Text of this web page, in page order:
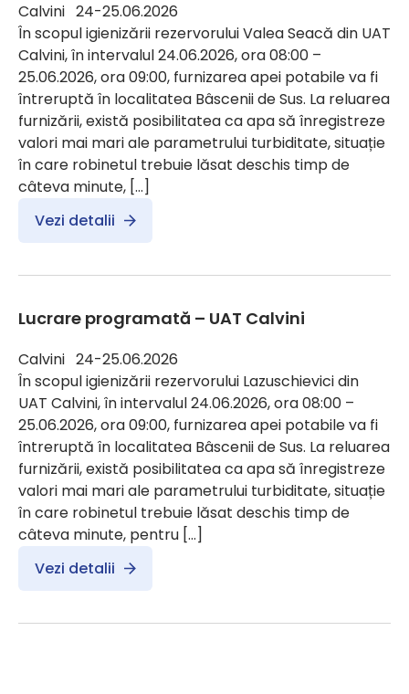
Calvini 24-25.06.2026
În scopul igienizării rezervorului Valea Seacă din UAT
Calvini, în intervalul 24.06.2026, ora 08:00 –
25.06.2026, ora 09:00, furnizarea apei potabile va fi
întreruptă în localitatea Bâscenii de Sus. La reluarea
furnizării, există posibilitatea ca apa să înregistreze
valori mai mari ale parametrului turbiditate, situație
în care robinetul trebuie lăsat deschis timp de
câteva minute, […]
Vezi detalii
Lucrare programată – UAT Calvini
Calvini 24-25.06.2026
În scopul igienizării rezervorului Lazuschievici din
UAT Calvini, în intervalul 24.06.2026, ora 08:00 –
25.06.2026, ora 09:00, furnizarea apei potabile va fi
întreruptă în localitatea Bâscenii de Sus. La reluarea
furnizării, există posibilitatea ca apa să înregistreze
valori mai mari ale parametrului turbiditate, situație
în care robinetul trebuie lăsat deschis timp de
câteva minute, pentru […]
Vezi detalii